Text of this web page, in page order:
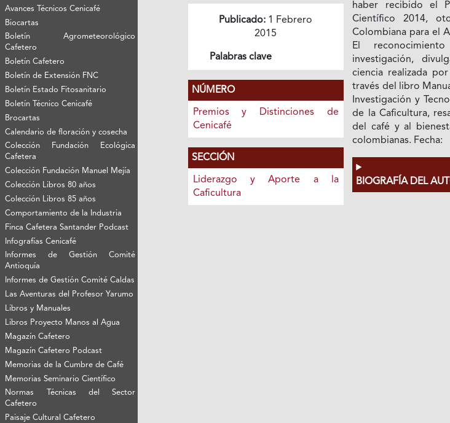
Avances Técnicos Cenicafé
Biocartas
Boletín Agrometeorológico
Cafetero
Boletín Cafetero
Boletín de Extensión FNC
Boletín Estado Fitosanitario
Boletín Técnico Cenicafé
Brocartas
Calendario de floración y cosecha
Colección Fundación Ecológica
Cafetera
Colección Fundación Manuel Mejía
Colección Libros 80 años
Colección Libros 85 años
Comportamiento de la Industria
Finca Cafetera Santander Podcast
Infografías Cenicafé
Informes de Gestión Comité
Antioquía
Informes de Gestión Comité Caldas
Las Aventuras del Profesor Yarumo
Libros y Manuales
Libros Proyecto Manos al Agua
Magazín Cafetero
Magazín Cafetero Podcast
Memorias de la Cumbre de Café
Memorias Seminario Científico
Normas Técnicas del Sector
Cafetero
Paisaje Cultural Cafetero
Publicado: 1 Febrero
2015
Palabras clave
NÚMERO
Premios y Distinciones de
Cenicafé
SECCIÓN
Liderazgo y Aporte a la
Caficultura
haber recibido el
Científico 2014,
Colombiana para el
El
investigación,
ciencia realizada
través del libro
Investigación y
de la Caficultura,
del café y al
colombianas. Fecha:
BIOGRAFÍA DEL